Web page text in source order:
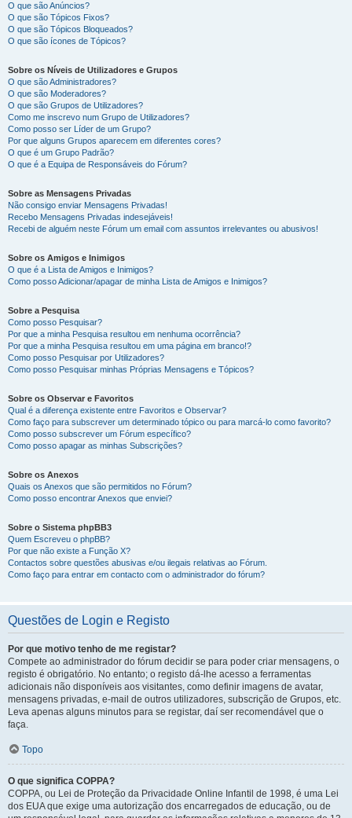
O que são Anúncios?
O que são Tópicos Fixos?
O que são Tópicos Bloqueados?
O que são ícones de Tópicos?
Sobre os Níveis de Utilizadores e Grupos
O que são Administradores?
O que são Moderadores?
O que são Grupos de Utilizadores?
Como me inscrevo num Grupo de Utilizadores?
Como posso ser Líder de um Grupo?
Por que alguns Grupos aparecem em diferentes cores?
O que é um Grupo Padrão?
O que é a Equipa de Responsáveis do Fórum?
Sobre as Mensagens Privadas
Não consigo enviar Mensagens Privadas!
Recebo Mensagens Privadas indesejáveis!
Recebi de alguém neste Fórum um email com assuntos irrelevantes ou abusivos!
Sobre os Amigos e Inimigos
O que é a Lista de Amigos e Inimigos?
Como posso Adicionar/apagar de minha Lista de Amigos e Inimigos?
Sobre a Pesquisa
Como posso Pesquisar?
Por que a minha Pesquisa resultou em nenhuma ocorrência?
Por que a minha Pesquisa resultou em uma página em branco!?
Como posso Pesquisar por Utilizadores?
Como posso Pesquisar minhas Próprias Mensagens e Tópicos?
Sobre os Observar e Favoritos
Qual é a diferença existente entre Favoritos e Observar?
Como faço para subscrever um determinado tópico ou para marcá-lo como favorito?
Como posso subscrever um Fórum específico?
Como posso apagar as minhas Subscrições?
Sobre os Anexos
Quais os Anexos que são permitidos no Fórum?
Como posso encontrar Anexos que enviei?
Sobre o Sistema phpBB3
Quem Escreveu o phpBB?
Por que não existe a Função X?
Contactos sobre questões abusivas e/ou ilegais relativas ao Fórum.
Como faço para entrar em contacto com o administrador do fórum?
Questões de Login e Registo
Por que motivo tenho de me registar?
Compete ao administrador do fórum decidir se para poder criar mensagens, o
registo é obrigatório. No entanto; o registo dá-lhe acesso a ferramentas
adicionais não disponíveis aos visitantes, como definir imagens de avatar,
mensagens privadas, e-mail de outros utilizadores, subscrição de Grupos, etc.
Leva apenas alguns minutos para se registar, daí ser recomendável que o
faça.
Topo
O que significa COPPA?
COPPA, ou Lei de Proteção da Privacidade Online Infantil de 1998, é uma Lei
dos EUA que exige uma autorização dos encarregados de educação, ou de